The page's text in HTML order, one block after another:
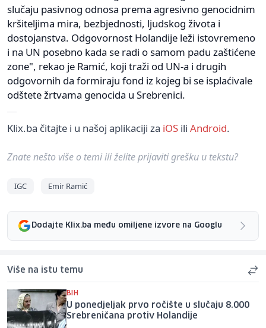
slučaju pasivnog odnosa prema agresivno genocidnim
kršiteljima mira, bezbjednosti, ljudskog života i
dostojanstva. Odgovornost Holandije leži istovremeno
i na UN posebno kada se radi o samom padu zaštićene
zone", rekao je Ramić, koji traži od UN-a i drugih
odgovornih da formiraju fond iz kojeg bi se isplaćivale
odštete žrtvama genocida u Srebrenici.
Klix.ba čitajte i u našoj aplikaciji za iOS ili Android.
Znate nešto više o temi ili želite prijaviti grešku u tekstu?
IGC Emir Ramić
Dodajte Klix.ba među omiljene izvore na Googlu
Više na istu temu
BIH
U ponedjeljak prvo ročište u slučaju 8.000
Srebreničana protiv Holandije